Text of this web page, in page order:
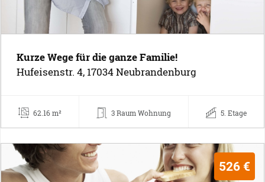
Kurze Wege für die ganze Familie!
Hufeisenstr. 4, 17034 Neubrandenburg
62.16 m² 3 Raum Wohnung 5. Etage
526 €